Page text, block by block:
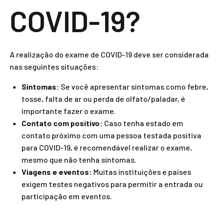
COVID-19?
A realização do exame de COVID-19 deve ser considerada
nas seguintes situações:
Sintomas: Se você apresentar sintomas como febre,
tosse, falta de ar ou perda de olfato/paladar, é
importante fazer o exame.
Contato com positivo: Caso tenha estado em
contato próximo com uma pessoa testada positiva
para COVID-19, é recomendável realizar o exame,
mesmo que não tenha sintomas.
Viagens e eventos: Muitas instituições e países
exigem testes negativos para permitir a entrada ou
participação em eventos.